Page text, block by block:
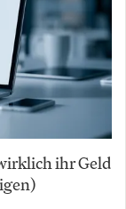
ihr Geld